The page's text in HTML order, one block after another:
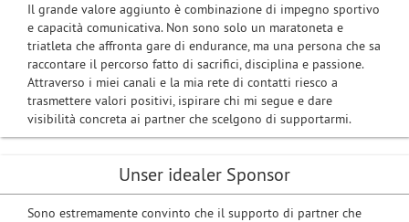
Il grande valore aggiunto è combinazione di impegno sportivo
e capacità comunicativa. Non sono solo un maratoneta e
triatleta che affronta gare di endurance, ma una persona che sa
raccontare il percorso fatto di sacrifici, disciplina e passione.
Attraverso i miei canali e la mia rete di contatti riesco a
trasmettere valori positivi, ispirare chi mi segue e dare
visibilità concreta ai partner che scelgono di supportarmi.
Unser idealer Sponsor
Sono estremamente convinto che il supporto di partner che